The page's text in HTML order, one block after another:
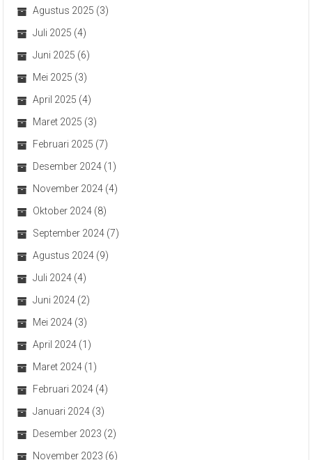
Agustus 2025 (3)
Juli 2025 (4)
Juni 2025 (6)
Mei 2025 (3)
April 2025 (4)
Maret 2025 (3)
Februari 2025 (7)
Desember 2024 (1)
November 2024 (4)
Oktober 2024 (8)
September 2024 (7)
Agustus 2024 (9)
Juli 2024 (4)
Juni 2024 (2)
Mei 2024 (3)
April 2024 (1)
Maret 2024 (1)
Februari 2024 (4)
Januari 2024 (3)
Desember 2023 (2)
November 2023 (6)